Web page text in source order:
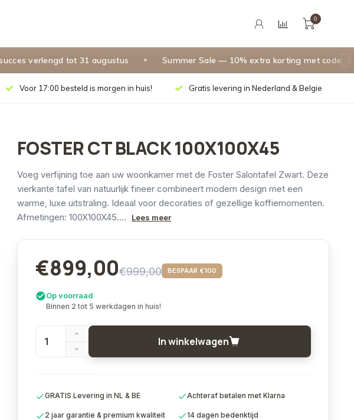
verlengd tot 31 augustus Summer Sale — 10% extra korting met code
0
Voor 17:00 besteld is morgen in huis! Gratis levering in Nederland & Belgie
FOSTER CT BLACK 100X100X45
Voeg verfijning toe aan uw woonkamer met de Foster Salontafel Zwart. Deze
vierkante tafel van natuurlijk fineer combineert modern design met een
warme, luxe uitstraling. Ideaal voor decoraties of gezellige koffiemomenten.
Afmetingen: 100X100X45....
Lees meer
€899,00€999,00 BESPAAR €100
Op voorraad
Binnen 2 tot 5 werkdagen in huis!
In winkelwagen
GRATIS Levering in NL & BE Achteraf betalen met Klarna
2 jaar garantie & premium kwaliteit 14 dagen bedenktijd